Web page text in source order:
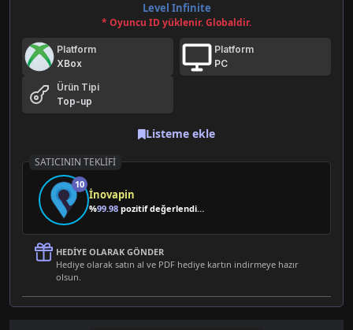
Level Infinite
* Oyuncu ID yüklenir. Globaldir.
Platform
XBox
Platform
PC
Ürün Tipi
Top-up
Listeme ekle
SATICININ TEKLIFI
10
İnovapin
%99.98 pozitif değerlendirme
HEDIYE OLARAK GÖNDER
Hediye olarak satın al ve PDF hediye kartın indirmeye hazır
olsun.